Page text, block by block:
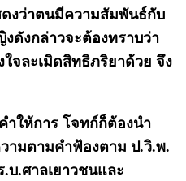
ดงว่าตนมีความสัมพันธ์กับ
ดังกล่าวจะต้องทราบว่า
จละเมิดสิทธิภริยาด้วย จึง
ำให้การ โจทก์ก็ต้องนำ
ามตามคำฟ้องตาม ป.วิ.พ.
บ.ศาลเยาวชนและ